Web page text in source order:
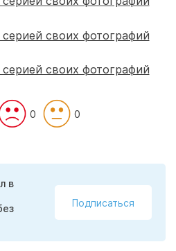
0 0
в
Подписаться